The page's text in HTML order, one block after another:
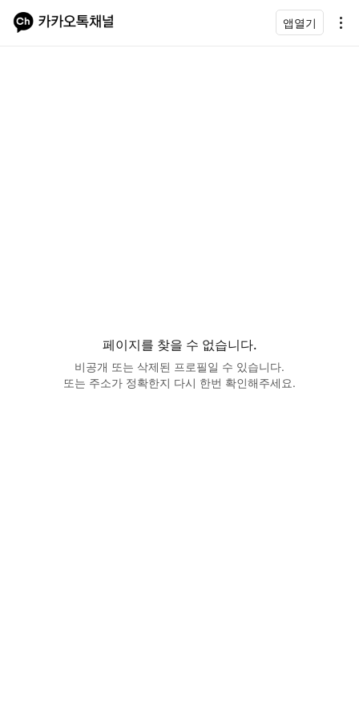
앱열기
페이지를 찾을 수 없습니다.
비공개 또는 삭제된 프로필일 수 있습니다.
또는 주소가 정확한지 다시 한번 확인해주세요.